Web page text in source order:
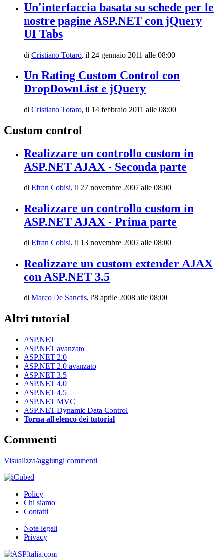
Un'interfaccia basata su schede per le
nostre pagine ASP.NET con jQuery
UI Tabs
di Cristiano Totaro, il 24 gennaio 2011 alle 08:00
Un Rating Custom Control con
DropDownList e jQuery
di Cristiano Totaro, il 14 febbraio 2011 alle 08:00
Custom control
Realizzare un controllo custom in
ASP.NET AJAX - Seconda parte
di Efran Cobisi, il 27 novembre 2007 alle 08:00
Realizzare un controllo custom in
ASP.NET AJAX - Prima parte
di Efran Cobisi, il 13 novembre 2007 alle 08:00
Realizzare un custom extender AJAX
con ASP.NET 3.5
di Marco De Sanctis, l'8 aprile 2008 alle 08:00
Altri tutorial
ASP.NET
ASP.NET avanzato
ASP.NET 2.0
ASP.NET 2.0 avanzato
ASP.NET 3.5
ASP.NET 4.0
ASP.NET 4.5
ASP.NET MVC
ASP.NET Dynamic Data Control
Torna all'elenco dei tutorial
Commenti
Visualizza/aggiungi commenti
Policy
Chi siamo
Contatti
Note legali
Privacy